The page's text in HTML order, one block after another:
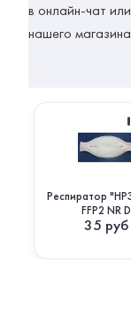
в онлайн-чат
нашего
Респиратор
FFP2 NR D
35 руб